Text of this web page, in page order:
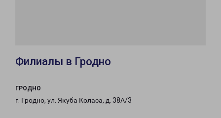
Филиалы в Гродно
ГРОДНО
г. Гродно, ул. Якуба Коласа, д. 38А/3